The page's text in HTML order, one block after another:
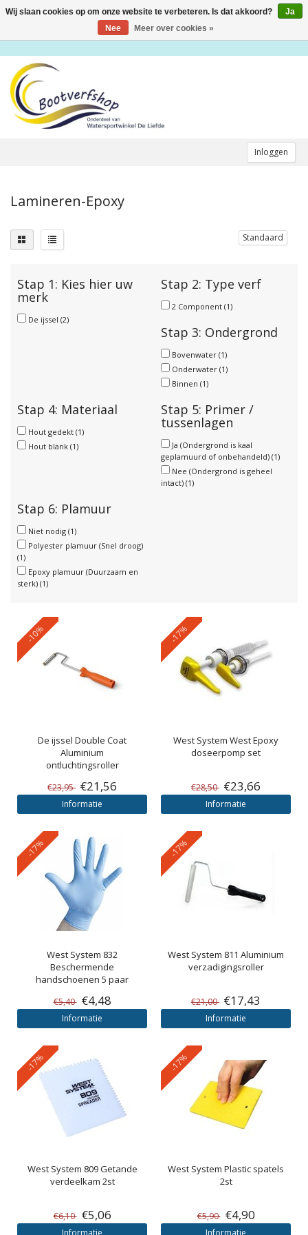
Inloggen
Toggle
Lamineren-Epoxy
Standaard
Stap 1: Kies hier uw
merk
De ijssel (2)
Stap 2: Type verf
2 Component (1)
Stap 3: Ondergrond
Bovenwater (1)
Onderwater (1)
Binnen (1)
Stap 4: Materiaal
Hout gedekt (1)
Hout blank (1)
Stap 5: Primer /
tussenlagen
Ja (Ondergrond is kaal
geplamuurd of onbehandeld) (1)
Nee (Ondergrond is geheel
intact) (1)
Stap 6: Plamuur
Niet nodig (1)
Polyester plamuur (Snel droog)
(1)
Epoxy plamuur (Duurzaam en
sterk) (1)
-10%
De ijssel Double Coat
Aluminium
ontluchtingsroller
€23,95 €21,56
Informatie
-17%
West System West Epoxy
doseerpomp set
€28,50 €23,66
Informatie
-17%
West System 832
Beschermende
handschoenen 5 paar
€5,40 €4,48
Informatie
-17%
West System 811 Aluminium
verzadigingsroller
€21,00 €17,43
Informatie
-17%
West System 809 Getande
verdeelkam 2st
€6,10 €5,06
Informatie
-17%
West System Plastic spatels
2st
€5,90 €4,90
Informatie
Wij slaan cookies op om onze website te verbeteren. Is dat akkoord?
Ja
Nee
Meer over cookies »